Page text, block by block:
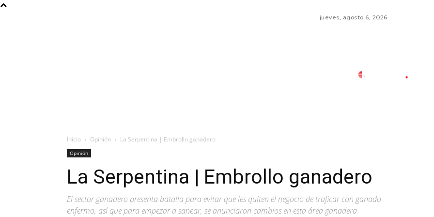
jueves, agosto 6, 2026
Inicio Opinión La Serpentina | Embrollo ganadero
Opinión
La Serpentina | Embrollo ganadero
El sector ganadero presenta batalla para evitar que les quiten el negocio de traficar con ganado
enfermo, así que para empezar a sanear, se anunciaron cambios en esta área ganadera